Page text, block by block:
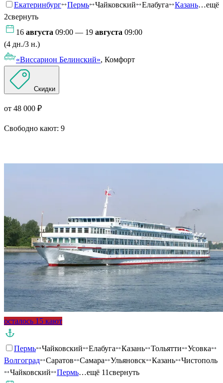
Екатеринбург Пермь Чайковский Елабуга Казань…ещё
2свернуть
16 августа 09:00 — 19 августа 09:00
(4 дн./3 н.)
«Виссарион Белинский», Комфорт
Скидки
от 48 000 ₽
Свободно кают: 9
осталось 15 кают
Пермь Чайковский Елабуга Казань Тольятти
Усовка
Волгоград
Саратов Самара Ульяновск Казань
Чистополь
Чайковский
Пермь…ещё 11свернуть